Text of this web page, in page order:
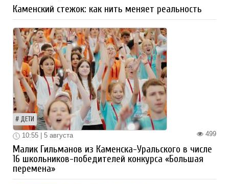
Каменский стежок: как нить меняет реальность
ДЕТИ
499
10:55 | 5 августа
Малик Гильманов из Каменска-Уральского в числе
16 школьников-победителей конкурса «Большая
перемена»